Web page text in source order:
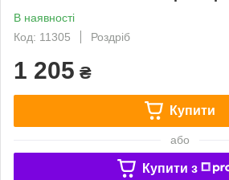
В наявності
Код: 11305
Роздріб
1 205 ₴
Купити
або
Купити з